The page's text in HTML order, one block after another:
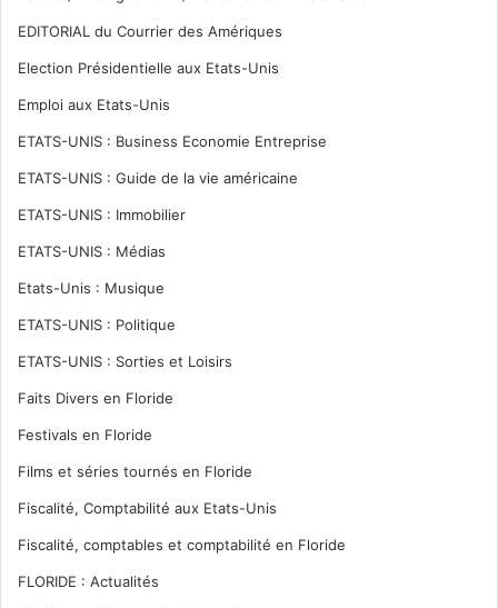
EDITORIAL du Courrier des Amériques
Election Présidentielle aux Etats-Unis
Emploi aux Etats-Unis
ETATS-UNIS : Business Economie Entreprise
ETATS-UNIS : Guide de la vie américaine
ETATS-UNIS : Immobilier
ETATS-UNIS : Médias
Etats-Unis : Musique
ETATS-UNIS : Politique
ETATS-UNIS : Sorties et Loisirs
Faits Divers en Floride
Festivals en Floride
Films et séries tournés en Floride
Fiscalité, Comptabilité aux Etats-Unis
Fiscalité, comptables et comptabilité en Floride
FLORIDE : Actualités